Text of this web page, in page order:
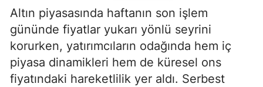
Altın piyasasında haftanın son işlem
gününde fiyatlar yukarı yönlü seyrini
korurken, yatırımcıların odağında hem iç
piyasa dinamikleri hem de küresel ons
fiyatındaki hareketlilik yer aldı. Serbest